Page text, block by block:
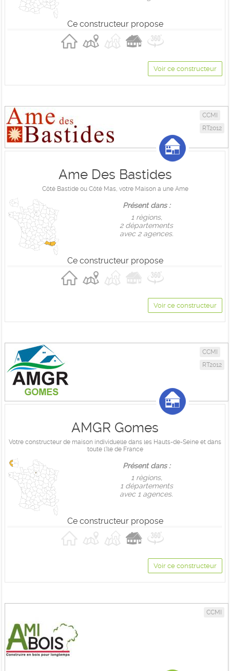
Ce constructeur propose
Voir ce constructeur
CCMI
RT2012
Ame Des Bastides
Côté Bastide ou Côté Mas, votre Maison a une Ame
Présent dans :
1 règions,
2 départements
avec 2 agences.
Ce constructeur propose
Voir ce constructeur
CCMI
RT2012
AMGR Gomes
Votre constructeur de maison individuelle dans les Hauts-de-Seine et dans
toute l'Ile de France
Présent dans :
1 règions,
1 départements
avec 1 agences.
Ce constructeur propose
Voir ce constructeur
CCMI